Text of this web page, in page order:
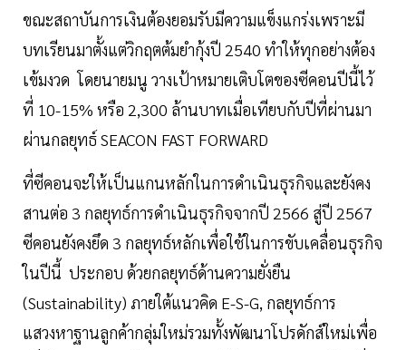
ขณะสถาบันการเงินต้องยอมรับมีความแข็งแกร่งเพราะมี
บทเรียนมาตั้งแต่วิกฤตต้มยำกุ้งปี 2540 ทำให้ทุกอย่างต้อง
เข้มงวด โดยนายมนู วางเป้าหมายเติบโตของซีคอนปีนี้ไว้
ที่ 10-15% หรือ 2,300 ล้านบาทเมื่อเทียบกับปีที่ผ่านมา
ผ่านกลยุทธ์ SEACON FAST FORWARD
ที่ซีคอนจะให้เป็นแกนหลักในการดำเนินธุรกิจและยังคง
สานต่อ 3 กลยุทธ์การดำเนินธุรกิจจากปี 2566 สู่ปี 2567
ซีคอนยังคงยึด 3 กลยุทธ์หลักเพื่อใช้ในการขับเคลื่อนธุรกิจ
ในปีนี้ ประกอบ ด้วยกลยุทธ์ด้านความยั่งยืน
(Sustainability) ภายใต้แนวคิด E-S-G, กลยุทธ์การ
แสวงหาฐานลูกค้ากลุ่มใหม่รวมทั้งพัฒนาโปรดักส์ใหม่เพื่อ